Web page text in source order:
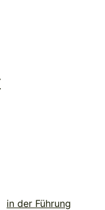
in der Führung